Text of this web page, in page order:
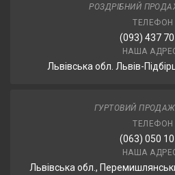
РОЗДРІБНИЙ
ТЕЛЕФОН
(093) 437
НАША
Львівська обл. Львів-
ГУРТОВИЙ
ТЕЛЕФОН
(063) 050
НАША
Львівська обл.,